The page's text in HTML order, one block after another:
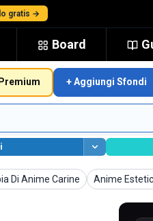
gratis →
Board
+ Aggiungi Sfondi
Di Anime Carine Anime
Sfondi